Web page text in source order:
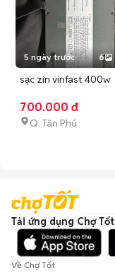
5 ngày trước 6
sạc zin vinfast 400w
700.000 đ
Q. Tân Phú
Tải ứng dụng Chợ Tốt
Về Chợ Tốt